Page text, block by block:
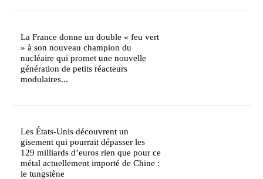
La France donne un double « feu vert
» à son nouveau champion du
nucléaire qui promet une nouvelle
génération de petits réacteurs
modulaires...
Les États-Unis découvrent un
gisement qui pourrait dépasser les
129 milliards d’euros rien que pour ce
métal actuellement importé de Chine :
le tungstène